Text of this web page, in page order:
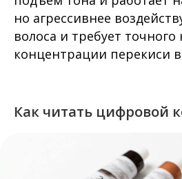
но агрессивнее
волоса и требует точного
концентрации перекиси
Как читать цифровой